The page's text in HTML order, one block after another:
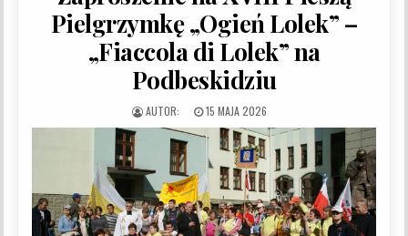
Pielgrzymkę „Ogień Lolek” –
„Fiaccola di Lolek” na
Podbeskidziu
PUBLISHED DATE:
15 MAJA 2026